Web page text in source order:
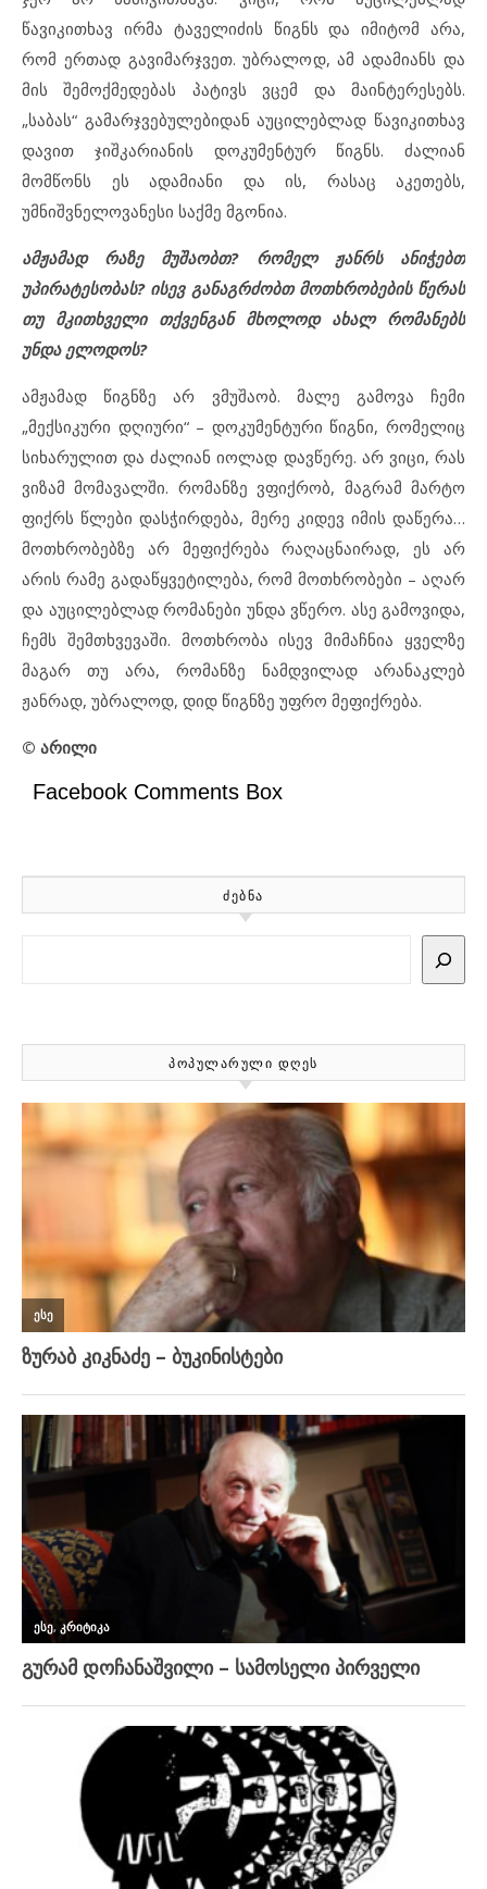
წავიკითხავ ირმა ტაველიძის წიგნს და იმიტომ არა,
რომ ერთად გავიმარჯვეთ. უბრალოდ, ამ ადამიანს და
მის შემოქმედებას პატივს ვცემ და მაინტერესებს.
„საბას“ გამარჯვებულებიდან აუცილებლად წავიკითხავ
დავით ჯიშკარიანის დოკუმენტურ წიგნს. ძალიან
მომწონს ეს ადამიანი და ის, რასაც აკეთებს,
უმნიშვნელოვანესი საქმე მგონია.
ამჟამად რაზე მუშაობთ? რომელ ჟანრს ანიჭებთ
უპირატესობას? ისევ განაგრძობთ მოთხრობების წერას
თუ მკითხველი თქვენგან მხოლოდ ახალ რომანებს
უნდა ელოდოს?
ამჟამად წიგნზე არ ვმუშაობ. მალე გამოვა ჩემი
„მექსიკური დღიური“ – დოკუმენტური წიგნი, რომელიც
სიხარულით და ძალიან იოლად დავწერე. არ ვიცი, რას
ვიზამ მომავალში. რომანზე ვფიქრობ, მაგრამ მარტო
ფიქრს წლები დასჭირდება, მერე კიდევ იმის დაწერა…
მოთხრობებზე არ მეფიქრება რაღაცნაირად, ეს არ
არის რამე გადაწყვეტილება, რომ მოთხრობები – აღარ
და აუცილებლად რომანები უნდა ვწერო. ასე გამოვიდა,
ჩემს შემთხვევაში. მოთხრობა ისევ მიმაჩნია ყველზე
მაგარ თუ არა, რომანზე ნამდვილად არანაკლებ
ჟანრად, უბრალოდ, დიდ წიგნზე უფრო მეფიქრება.
© არილი
Facebook Comments Box
ᲫᲔᲑᲜᲐ
ᲞᲝᲞᲣᲚᲐᲠᲣᲚᲘ ᲓᲦᲔᲡ